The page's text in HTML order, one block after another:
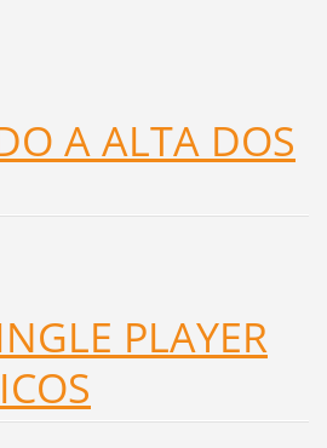
A ALTA DOS
PLAYER